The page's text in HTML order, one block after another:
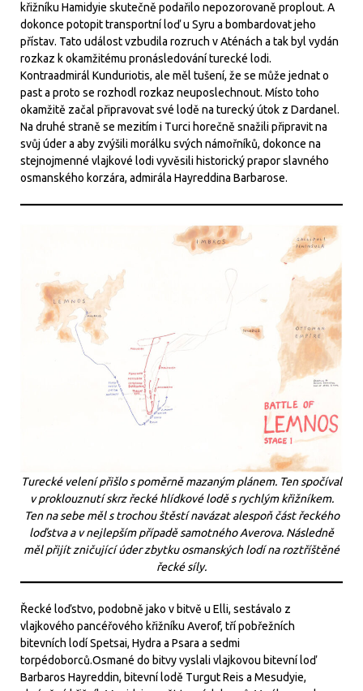
křižníku Hamidyie skutečně podařilo nepozorovaně proplout. A
dokonce potopit transportní loď u Syru a bombardovat jeho
přístav. Tato událost vzbudila rozruch v Aténách a tak byl vydán
rozkaz k okamžitému pronásledování turecké lodi.
Kontraadmirál Kunduriotis, ale měl tušení, že se může jednat o
past a proto se rozhodl rozkaz neuposlechnout. Místo toho
okamžitě začal připravovat své lodě na turecký útok z Dardanel.
Na druhé straně se mezitím i Turci horečně snažili připravit na
svůj úder a aby zvýšili morálku svých námořníků, dokonce na
stejnojmenné vlajkové lodi vyvěsili historický prapor slavného
osmanského korzára, admirála Hayreddina Barbarose.
Turecké velení přišlo s poměrně mazaným plánem. Ten spočíval
v proklouznutí skrz řecké hlídkové lodě s rychlým křižníkem.
Ten na sebe měl s trochou štěstí navázat alespoň část řeckého
loďstva a v nejlepším případě samotného Averova. Následně
měl přijít zničující úder zbytku osmanských lodí na roztříštěné
řecké síly.
Řecké loďstvo, podobně jako v bitvě u Elli, sestávalo z
vlajkového pancéřového křižníku Averof, tří pobřežních
bitevních lodí Spetsai, Hydra a Psara a sedmi
torpédoborců.Osmané do bitvy vyslali vlajkovou bitevní loď
Barbaros Hayreddin, bitevní lodě Turgut Reis a Mesudyie,